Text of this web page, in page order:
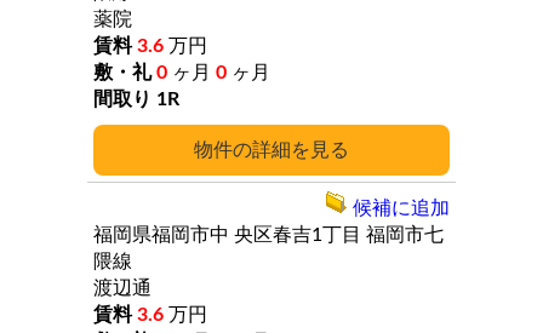
詳細
薬院
3.6 万円
0 ヶ月 0 ヶ月
1R
福岡県福岡市中 央区春吉1丁目 福岡市七
隈線
渡辺通
3.6 万円
候補に追加